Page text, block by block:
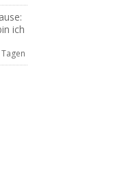
ich